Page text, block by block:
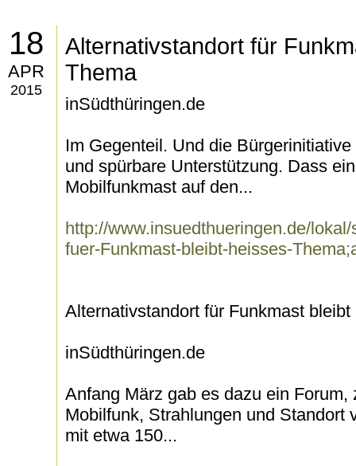
18
APR
2015
Alternativstandort für
Thema
inSüdthüringen.de
Im Gegenteil. Und die
und spürbare Unterstützung. Dass
Mobilfunkmast auf den...
http://www.insuedthueringen.de/
fuer-Funkmast-bleibt-heisses-
Alternativstandort für Funkmast
inSüdthüringen.de
Anfang März gab es dazu ein
Mobilfunk, Strahlungen und Standort
mit etwa 150...